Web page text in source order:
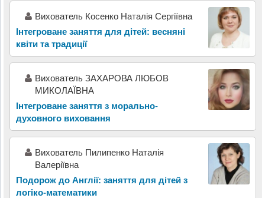
Вихователь Косенко Наталія Сергіївна
Інтегроване заняття для дітей: весняні
квіти та традиції
Вихователь ЗАХАРОВА ЛЮБОВ
МИКОЛАЇВНА
Інтегроване заняття з морально-
духовного виховання
Вихователь Пилипенко Наталія
Валеріївна
Подорож до Англії: заняття для дітей з
логіко-математики